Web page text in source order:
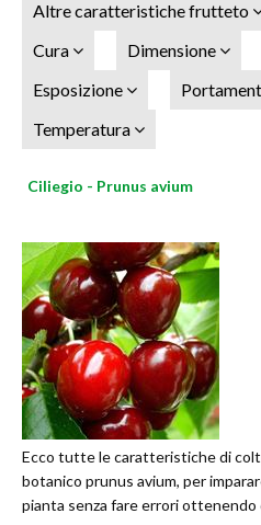
Altre caratteristiche frutteto
Cura
Dimensione
Esposizione
Temperatura
Ciliegio - Prunus avium
Ecco tutte le caratteristiche di
botanico prunus avium, per
pianta senza fare errori